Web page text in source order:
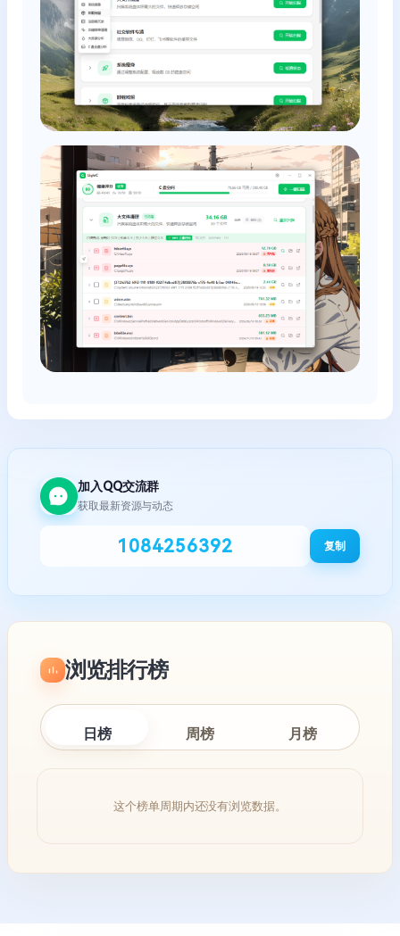
加入QQ交流群
获取最新资源与动态
1084256392 复制
浏览排行榜
日榜 周榜 月榜
这个榜单周期内还没有浏览数据。